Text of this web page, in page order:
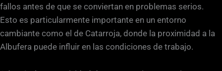
fallos antes de que se conviertan en problemas serios.
Esto es particularmente importante en un entorno
cambiante como el de Catarroja, donde la proximidad a la
Albufera puede influir en las condiciones de trabajo.